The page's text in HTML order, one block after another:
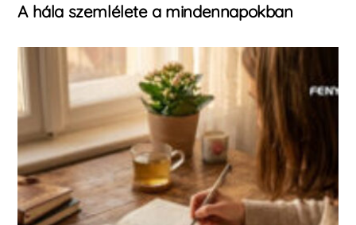
A hála szemlélete a mindennapokban